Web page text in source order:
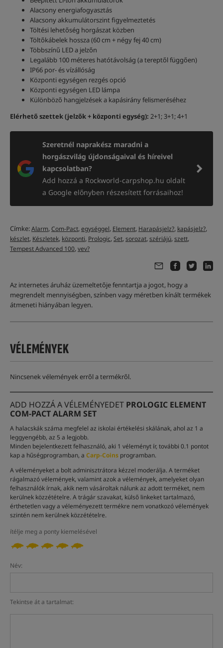
Alacsony energiafogyasztás
Alacsony akkumulátorszint figyelmeztetés
Töltési lehetőség horgászat közben
Töltőkábelek hossza (60 cm + négy fej 40 cm)
Többszínű LED a jelzőn
Legalább 100 méteres hatótávolság (a tereptől függően)
IP66 por- és vízállóság
Központi egységen rezgés opció
Központi egységen LED lámpa
Különböző hangjelzések a kapásirány felismeréséhez
Elérhető szettek (jelzők + központi egység): 2+1; 3+1; 4+1
Szeretnél naprakész maradni a
horgászvilág újdonságaival és híreivel
kapcsolatban?
Add hozzá a Rockworld-carpshop.hu oldalt
a Google előnyben részesített forrásaihoz!
Címke:Alarm,Com-Pact,egységgel, Element, Harapásjelz?, kapásjelz?,
készlet, Készletek, központi, Prologic,Set,sorozat,szériájú,szett,
Tempest Advanced 100,vev?
Az internetes áruház üzemeltetője fenntartja a jogot, hogy a
megrendelt mennyiségben, színben vagy méretben kínált termékek
átmeneti hiányában legyen.
VÉLEMÉNYEK
Nincsenek vélemények erről a termékről.
ADD HOZZÁ A VÉLEMÉNYEDET PROLOGIC ELEMENT
COM-PACT ALARM SET
A halacskák száma megfelel az iskolai értékelési skálának, ahol az 1 a
leggyengébb, az 5 a legjobb.
Minden bejelentkezett felhasználó, aki 1 véleményt ír, további 0.1 pontot
kap a hűségprogramban, a Carp-Coins programban.
A véleményeket a bolt adminisztrátora kézzel moderálja. A terméket
rágalmazó vélemények, valamint azok a vélemények, amelyeket olyan
felhasználók írnak, akik nem vásároltak nálunk az adott terméket, nem
kerülnek közzétételre. A trágár szavakat, külső linkeket tartalmazó,
érthetetlen vagy a véleményezett termékre nem vonatkozó vélemények
szintén nem kerülnek közzétételre.
ítélje meg a ponty kiemelésével
Név:
Tekintse át a tartalmat: